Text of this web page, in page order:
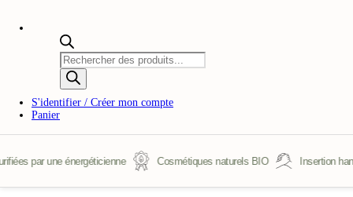
Recherche
de
produits
S'identifier / Créer mon compte
Panier
par une énergéticienne Cosmétiques naturels BIO Insertion